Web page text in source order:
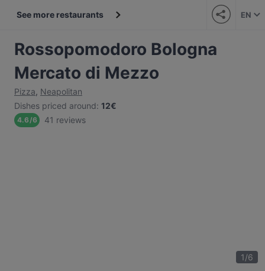
See more restaurants EN
Rossopomodoro Bologna
Mercato di Mezzo
Pizza, Neapolitan
Dishes priced around: 12€
4.6/6 41 reviews
1/6